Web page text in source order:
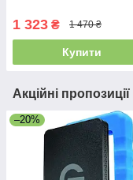
1 323 ₴ 1 470 ₴
Купити
Акційні
–20%